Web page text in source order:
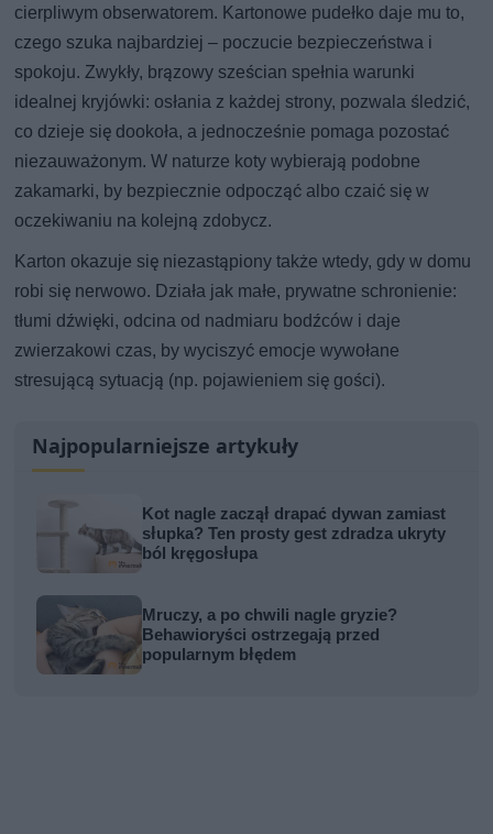
cierpliwym obserwatorem. Kartonowe pudełko daje mu to,
czego szuka najbardziej – poczucie bezpieczeństwa i
spokoju. Zwykły, brązowy sześcian spełnia warunki
idealnej kryjówki: osłania z każdej strony, pozwala śledzić,
co dzieje się dookoła, a jednocześnie pomaga pozostać
niezauważonym. W naturze koty wybierają podobne
zakamarki, by bezpiecznie odpocząć albo czaić się w
oczekiwaniu na kolejną zdobycz.
Karton okazuje się niezastąpiony także wtedy, gdy w domu
robi się nerwowo. Działa jak małe, prywatne schronienie:
tłumi dźwięki, odcina od nadmiaru bodźców i daje
zwierzakowi czas, by wyciszyć emocje wywołane
stresującą sytuacją (np. pojawieniem się gości).
Najpopularniejsze artykuły
Kot nagle zaczął drapać dywan zamiast
słupka? Ten prosty gest zdradza ukryty
ból kręgosłupa
Mruczy, a po chwili nagle gryzie?
Behawioryści ostrzegają przed
popularnym błędem